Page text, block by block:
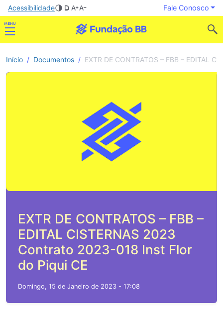
Acessibilidade Fale Conosco
Início Documentos EXTR DE CONTRATOS – FBB – EDITAL
EXTR DE CONTRATOS – FBB –
EDITAL CISTERNAS 2023
Contrato 2023-018 Inst Flor
do Piqui CE
Domingo, 15 de Janeiro de 2023 - 17:08